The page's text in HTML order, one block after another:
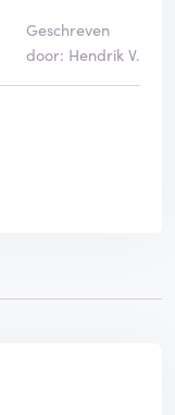
Geschreven
door: Hendrik V.